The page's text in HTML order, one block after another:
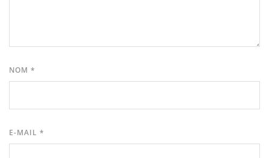
NOM *
E-MAIL *